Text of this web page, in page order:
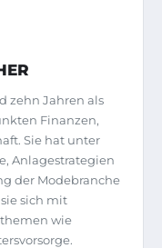
zehn Jahren als
Finanzen,
Sie hat unter
Anlagestrategien
der Modebranche
sich mit
wie